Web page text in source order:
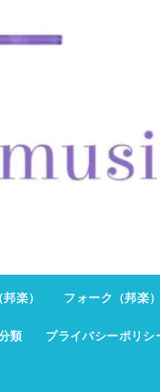
楽） フォーク（邦楽）
類 プライバシーポリシ